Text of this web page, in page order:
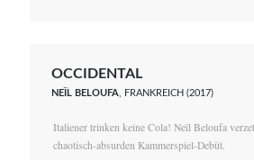
OCCIDENTAL
NEÏL BELOUFA , FRANKREICH (2017)
Italiener trinken keine Cola! Neïl Beloufa
chaotisch-absurden Kammerspiel-Debüt.